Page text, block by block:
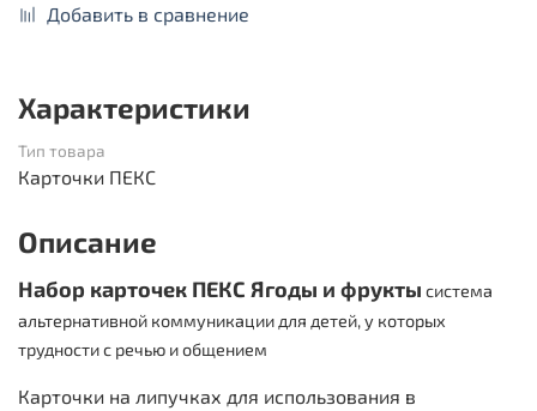
Добавить в сравнение
Характеристики
Тип товара
Карточки ПЕКС
Описание
Набор карточек ПЕКС Ягоды и фрукты система
альтернативной коммуникации для детей, у которых
трудности с речью и общением
Карточки на липучках для использования в